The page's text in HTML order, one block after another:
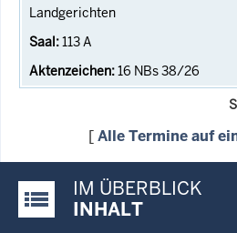
Landgerichten
113 A
16 NBs 38/26
[Alle Termine auf
Justiz-Portal im Überblick:
IM ÜBERBLICK
INHALT